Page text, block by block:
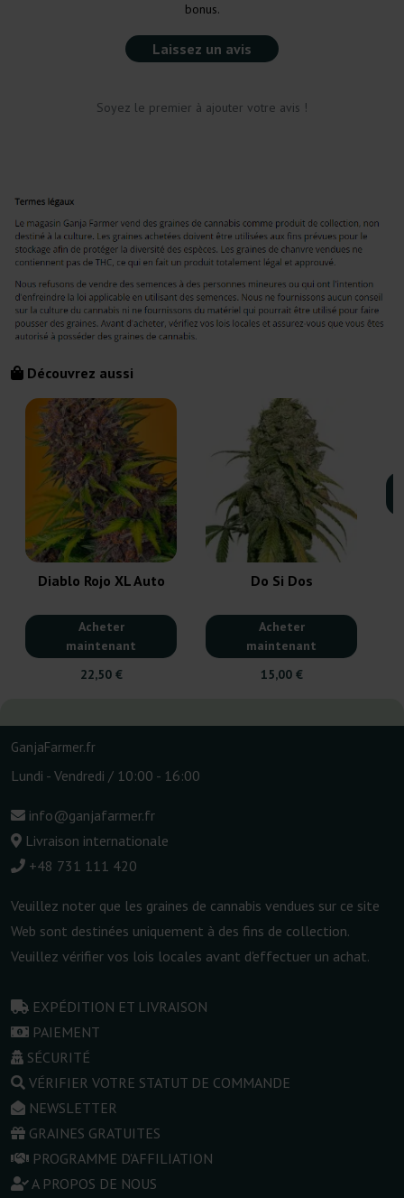
bonus.
Laissez un avis
Soyez le premier à ajouter votre avis !
Découvrez aussi
Diablo Rojo XL Auto
Acheter
maintenant
22,50 €
Do Si Dos
Acheter
maintenant
15,00 €
GanjaFarmer.fr
Lundi - Vendredi / 10:00 - 16:00
info@ganjafarmer.fr
Livraison internationale
+48 731 111 420
Veuillez noter que les graines de cannabis vendues sur ce site
Web sont destinées uniquement à des fins de collection.
Veuillez vérifier vos lois locales avant d'effectuer un achat.
EXPÉDITION ET LIVRAISON
PAIEMENT
SÉCURITÉ
VÉRIFIER VOTRE STATUT DE COMMANDE
NEWSLETTER
GRAINES GRATUITES
PROGRAMME D'AFFILIATION
A PROPOS DE NOUS